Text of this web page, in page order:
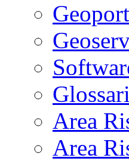
Area
Area